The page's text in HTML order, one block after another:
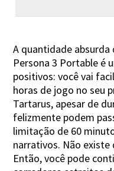
A quantidade absurda
Persona 3 Portable é
positivos: você vai
horas de jogo no seu
Tartarus, apesar de
felizmente podem
limitação de 60
narrativos. Não
Então, você pode